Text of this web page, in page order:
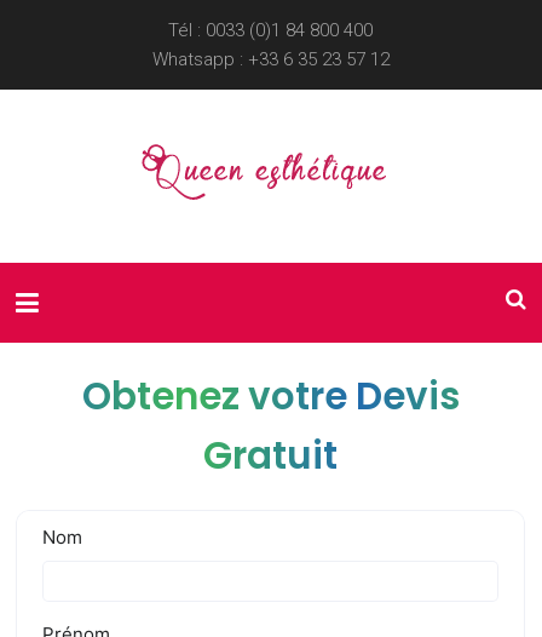
Tél : 0033 (0)1 84 800 400
Whatsapp : +33 6 35 23 57 12
Obtenez votre Devis
Gratuit